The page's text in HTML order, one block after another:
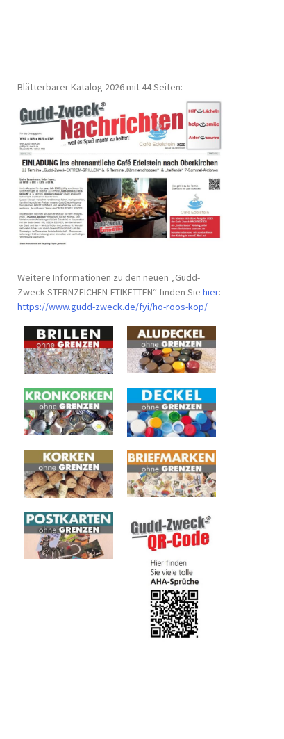
Blätterbarer Katalog 2026 mit 44 Seiten:
Weitere Informationen zu den neuen „Gudd-
Zweck-STERNZEICHEN-ETIKETTEN“ finden Siehier:
https://www.gudd-zweck.de/fyi/ho-roos-kop/